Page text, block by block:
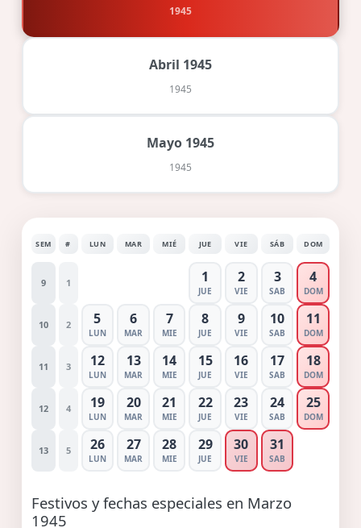
1945
Abril 1945
1945
Mayo 1945
1945
SEM # LUN MAR MIÉ JUE VIE SÁB DOM
9 1 1
JUE
2
VIE
3
SAB
4
DOM
10 2 5
LUN
6
MAR
7
MIE
8
JUE
9
VIE
10
SAB
11
DOM
11 3 12
LUN
13
MAR
14
MIE
15
JUE
16
VIE
17
SAB
18
DOM
12 4 19
LUN
20
MAR
21
MIE
22
JUE
23
VIE
24
SAB
25
DOM
13 5 26
LUN
27
MAR
28
MIE
29
JUE
30
VIE
31
SAB
Festivos y fechas especiales en Marzo
1945